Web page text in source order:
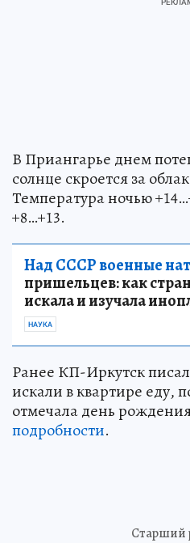
В Приангарье днем
солнце скроется за
Температура ночью
+8…+13.
Над СССР военные
пришельцев: как
искала и изучала
НАУКА
Ранее КП-Иркутск
искали в квартире еду,
отмечала день
подробности.
Старший